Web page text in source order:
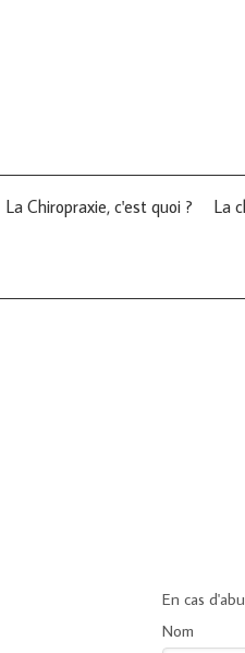
La Chiropraxie, c'est quoi ? La
En cas
Nom